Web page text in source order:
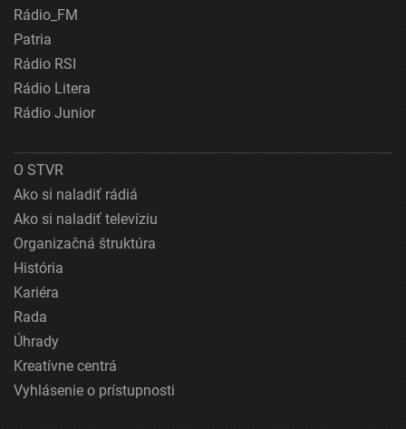
Rádio_FM
Patria
Rádio RSI
Rádio Litera
Rádio Junior
O STVR
Ako si naladiť rádiá
Ako si naladiť televíziu
Organizačná štruktúra
História
Kariéra
Rada
Úhrady
Kreatívne centrá
Vyhlásenie o prístupnosti